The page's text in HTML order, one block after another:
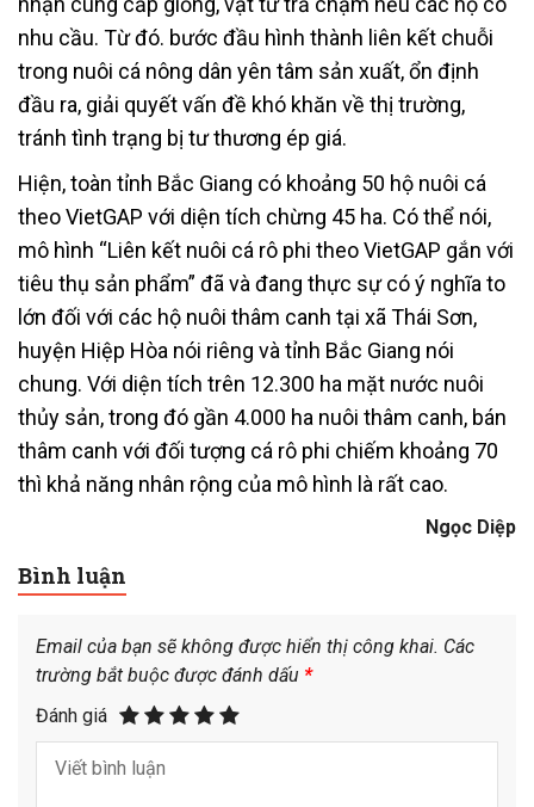
nhu cầu. Từ đó. bước đầu hình thành liên kết chuỗi
trong nuôi cá nông dân yên tâm sản xuất, ổn định
đầu ra, giải quyết vấn đề khó khăn về thị trường,
tránh tình trạng bị tư thương ép giá.
Hiện, toàn tỉnh Bắc Giang có khoảng 50 hộ nuôi cá
theo VietGAP với diện tích chừng 45 ha. Có thể nói,
mô hình “Liên kết nuôi cá rô phi theo VietGAP gắn với
tiêu thụ sản phẩm” đã và đang thực sự có ý nghĩa to
lớn đối với các hộ nuôi thâm canh tại xã Thái Sơn,
huyện Hiệp Hòa nói riêng và tỉnh Bắc Giang nói
chung. Với diện tích trên 12.300 ha mặt nước nuôi
thủy sản, trong đó gần 4.000 ha nuôi thâm canh, bán
thâm canh với đối tượng cá rô phi chiếm khoảng 70
thì khả năng nhân rộng của mô hình là rất cao.
Ngọc Diệp
Bình luận
Email của bạn sẽ không được hiển thị công khai. Các
trường bắt buộc được đánh dấu *
Đánh giá